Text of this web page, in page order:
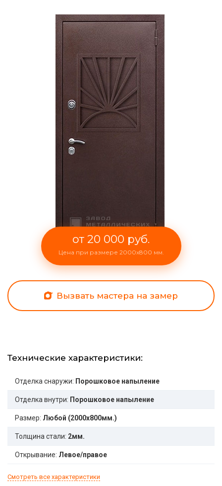
от 20 000 руб.
Цена при размере 2000x800 мм.
Вызвать мастера на замер
Технические характеристики:
Отделка снаружи: Порошковое напыление
Отделка внутри: Порошковое напыление
Размер: Любой (2000x800мм.)
Толщина стали: 2мм.
Открывание: Левое/правое
Смотреть все характеристики